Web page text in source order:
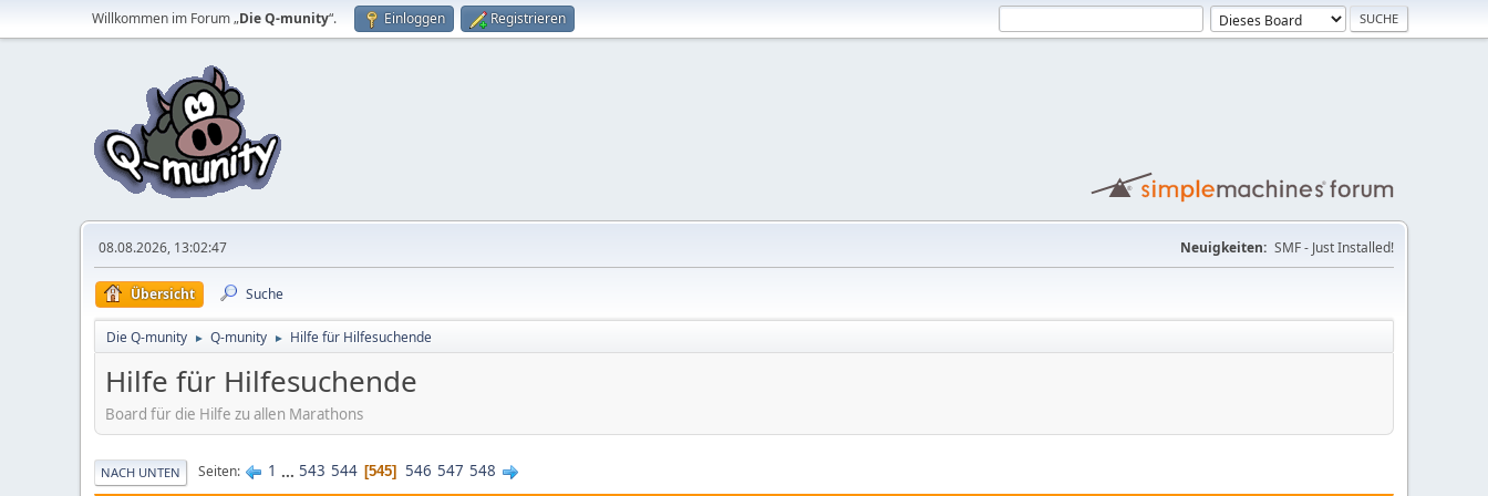
Willkommen im Forum „Die Q-munity“. Einloggen Registrieren
08.08.2026, 13:02:47 Neuigkeiten: SMF - Just Installed!
Übersicht Suche
Die Q-munity ► Q-munity ► Hilfe für Hilfesuchende
Hilfe für Hilfesuchende
Board für die Hilfe zu allen Marathons
NACH UNTEN Seiten 1 ... 543 544 545 546 547 548